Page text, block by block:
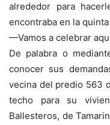
alrededor para
encontraba en la
—Vamos a celebrar
De palabra o
conocer sus
vecina del predio 563
techo para su
Ballesteros, de